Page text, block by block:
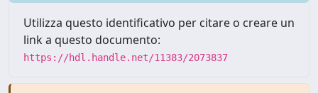
Utilizza questo identificativo per citare o creare un
link a questo documento:
https://hdl.handle.net/11383/2073837